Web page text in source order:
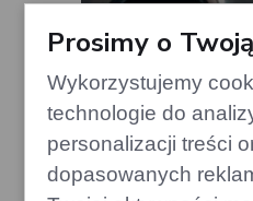
Prosimy o
Wykorzystujemy
technologie do
personalizacji treści
dopasowanych